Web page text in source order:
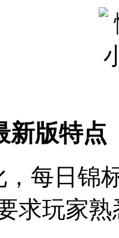
新版特点
，每日锦
求玩家